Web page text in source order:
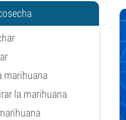
marihuana
la marihuana